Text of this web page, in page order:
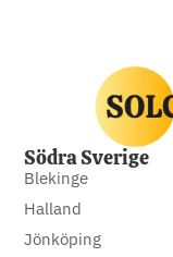
Södra Sverige
Blekinge
Halland
Jönköping